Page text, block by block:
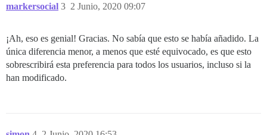
markersocial 2 Junio, 2020 09:07
3
¡Ah, eso es genial! Gracias. No sabía que esto se había añadido. La
única diferencia menor, a menos que esté equivocado, es que esto
sobrescribirá esta preferencia para todos los usuarios, incluso si la
han modificado.